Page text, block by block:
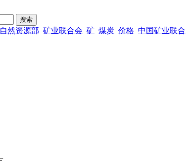
自然资源部 矿业联合会 矿 煤炭 价格 中国矿业联合